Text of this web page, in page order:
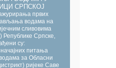
СРПСКОЈ
првих
водама на
сливовима
Републике Српске,
су:
питања
за Обласни
ријеке Саве